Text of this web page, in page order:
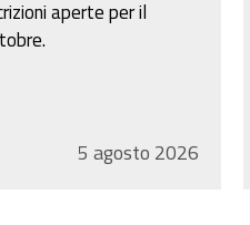
aperte per il
5 agosto 2026